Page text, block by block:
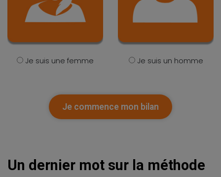
Je suis une femme Je suis un homme
Je commence mon bilan
Un dernier mot sur la méthode